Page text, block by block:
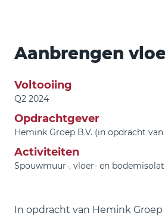
Aanbrengen
Voltooiing
Q2 2024
Opdrachtgever
Hemink Groep B.V. (in opdracht
Activiteiten
Spouwmuur-, vloer- en
In opdracht van Hemink Groep